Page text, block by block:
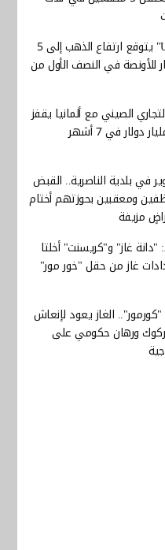
بنك "UBS" يتوقع ارتفاع الذهب إلى 5
للأونصة في النصف الأول من
الصيني مع ألمانيا يقفز
في بلدية الناصرية.. القبض
ومعقبين بحوزتهم أختام
مزيفة
غاز" و"كريسنت" أخلتا
غاز من حقل "خور مور"
الغاز يعود لإنعاش
ورهان حكومي على